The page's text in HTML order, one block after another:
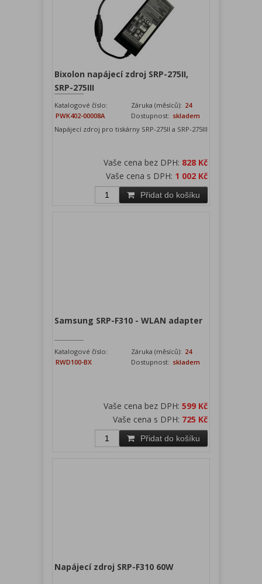
Bixolon napájecí zdroj SRP-275II,
SRP-275III
Katalogové číslo:
PWK402-00008A
Záruka (měsíců): 24
Dostupnost: skladem
Napájecí zdroj pro tiskárny SRP-275II a SRP-275III
Vaše cena bez DPH: 828 Kč
Vaše cena s DPH: 1 002 Kč
Přidat do košíku
Samsung SRP-F310 - WLAN adapter
Katalogové číslo:
RWD100-BX
Záruka (měsíců): 24
Dostupnost: skladem
Vaše cena bez DPH: 599 Kč
Vaše cena s DPH: 725 Kč
Přidat do košíku
Napájecí zdroj SRP-F310 60W